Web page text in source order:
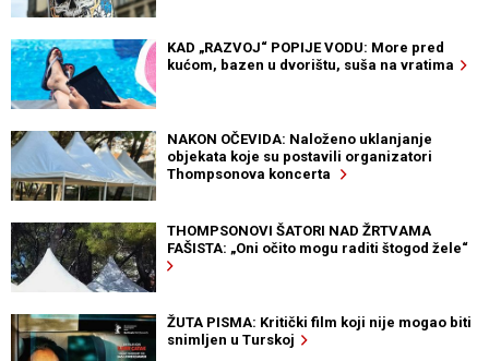
KAD „RAZVOJ“ POPIJE VODU: More pred
kućom, bazen u dvorištu, suša na vratima
NAKON OČEVIDA: Naloženo uklanjanje
objekata koje su postavili organizatori
Thompsonova koncerta
THOMPSONOVI ŠATORI NAD ŽRTVAMA
FAŠISTA: „Oni očito mogu raditi štogod žele“
ŽUTA PISMA: Kritički film koji nije mogao biti
snimljen u Turskoj